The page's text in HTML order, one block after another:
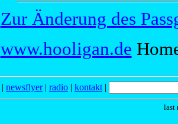
Zur Änderung des
www.hooligan.de
| newsflyer| radio | kontakt |
last